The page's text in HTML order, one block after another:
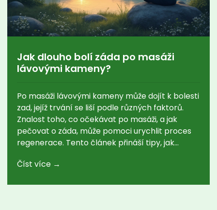
Jak dlouho bolí záda po masáži
lávovými kameny?
Po masáži lávovými kameny může dojít k bolesti
zad, jejíž trvání se liší podle různých faktorů.
Znalost toho, co očekávat po masáži, a jak
pečovat o záda, může pomoci urychlit proces
regenerace. Tento článek přináší tipy, jak
masáže byly co nejpřínosnější. Naučte se, jak
Číst více →